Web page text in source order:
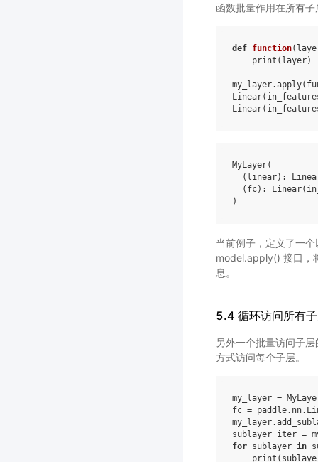
函数批量作用在所有子
def function(
print ( layer)
my_layer.apply(
Linear(
Linear(
MyLayer(
( linear):
( fc): Linear(
)
当前例子，定义了一
model.apply() 接口，
息。
5.4 循环访问所有
另外一个批量访问子
方式访问每个子层。
my_layer =
fc = paddle. nn.
my_layer.
sublayer_iter =
for sublayer in
print (